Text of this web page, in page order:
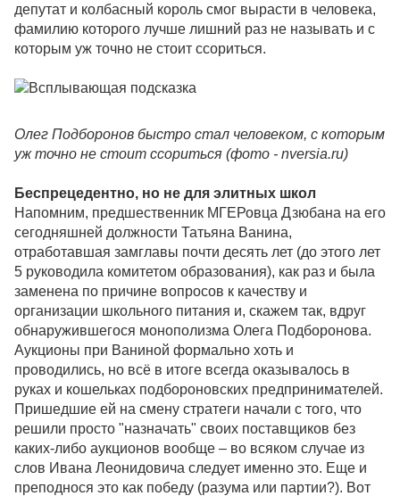
депутат и колбасный король смог вырасти в человека,
фамилию которого лучше лишний раз не называть и с
которым уж точно не стоит ссориться.
Олег Подборонов быстро стал человеком, с которым
уж точно не стоит ссориться (фото - nversia.ru)
Беспрецедентно, но не для элитных школ
Напомним, предшественник МГЕРовца Дзюбана на его
сегодняшней должности Татьяна Ванина,
отработавшая замглавы почти десять лет (до этого лет
5 руководила комитетом образования), как раз и была
заменена по причине вопросов к качеству и
организации школьного питания и, скажем так, вдруг
обнаружившегося монополизма Олега Подборонова.
Аукционы при Ваниной формально хоть и
проводились, но всё в итоге всегда оказывалось в
руках и кошельках подбороновских предпринимателей.
Пришедшие ей на смену стратеги начали с того, что
решили просто "назначать" своих поставщиков без
каких-либо аукционов вообще – во всяком случае из
слов Ивана Леонидовича следует именно это. Еще и
преподнося это как победу (разума или партии?). Вот